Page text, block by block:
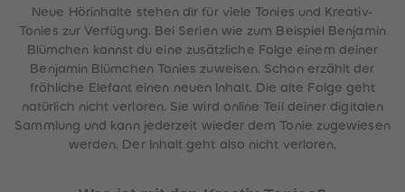
Neue Hörinhalte stehen dir für viele Tonies und Kreativ-
Tonies zur Verfügung. Bei Serien wie zum Beispiel Benjamin
Blümchen kannst du eine zusätzliche Folge einem deiner
Benjamin Blümchen Tonies zuweisen. Schon erzählt der
fröhliche Elefant einen neuen Inhalt. Die alte Folge geht
natürlich nicht verloren. Sie wird online Teil deiner digitalen
Sammlung und kann jederzeit wieder dem Tonie zugewiesen
werden. Der Inhalt geht also nicht verloren.